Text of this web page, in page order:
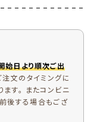
始日より順次ご出
文のタイミングに
す。 またコンビニ
後する場合もござ